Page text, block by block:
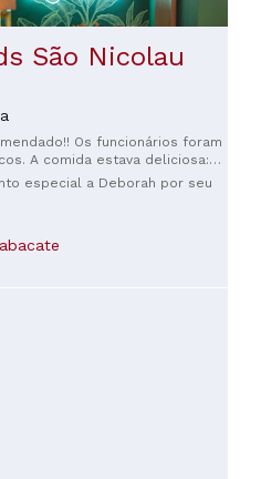
São Nicolau
Os funcionários foram
A comida estava deliciosa:
Recomendo muito e com
fazer reserva para evitar
especial a Deborah por seu
abacate